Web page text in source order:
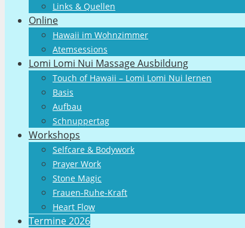
Links & Quellen
Online
Hawaii im Wohnzimmer
Atemsessions
Lomi Lomi Nui Massage Ausbildung
Touch of Hawaii – Lomi Lomi Nui lernen
Basis
Aufbau
Schnuppertag
Workshops
Selfcare & Bodywork
Prayer Work
Stone Magic
Frauen-Ruhe-Kraft
Heart Flow
Termine 2026